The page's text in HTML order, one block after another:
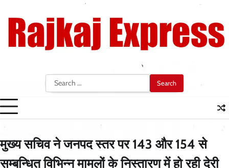
content
Search
for:
मुख्य सचिव ने जनपद स्तर पर 143 और 154 से
सम्बन्धित विभिन्न मामलों के निस्तारण में हो रही देरी